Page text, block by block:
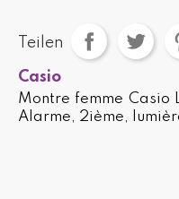
Teilen
Casio
Montre femme Casio
Alarme, 2ième,